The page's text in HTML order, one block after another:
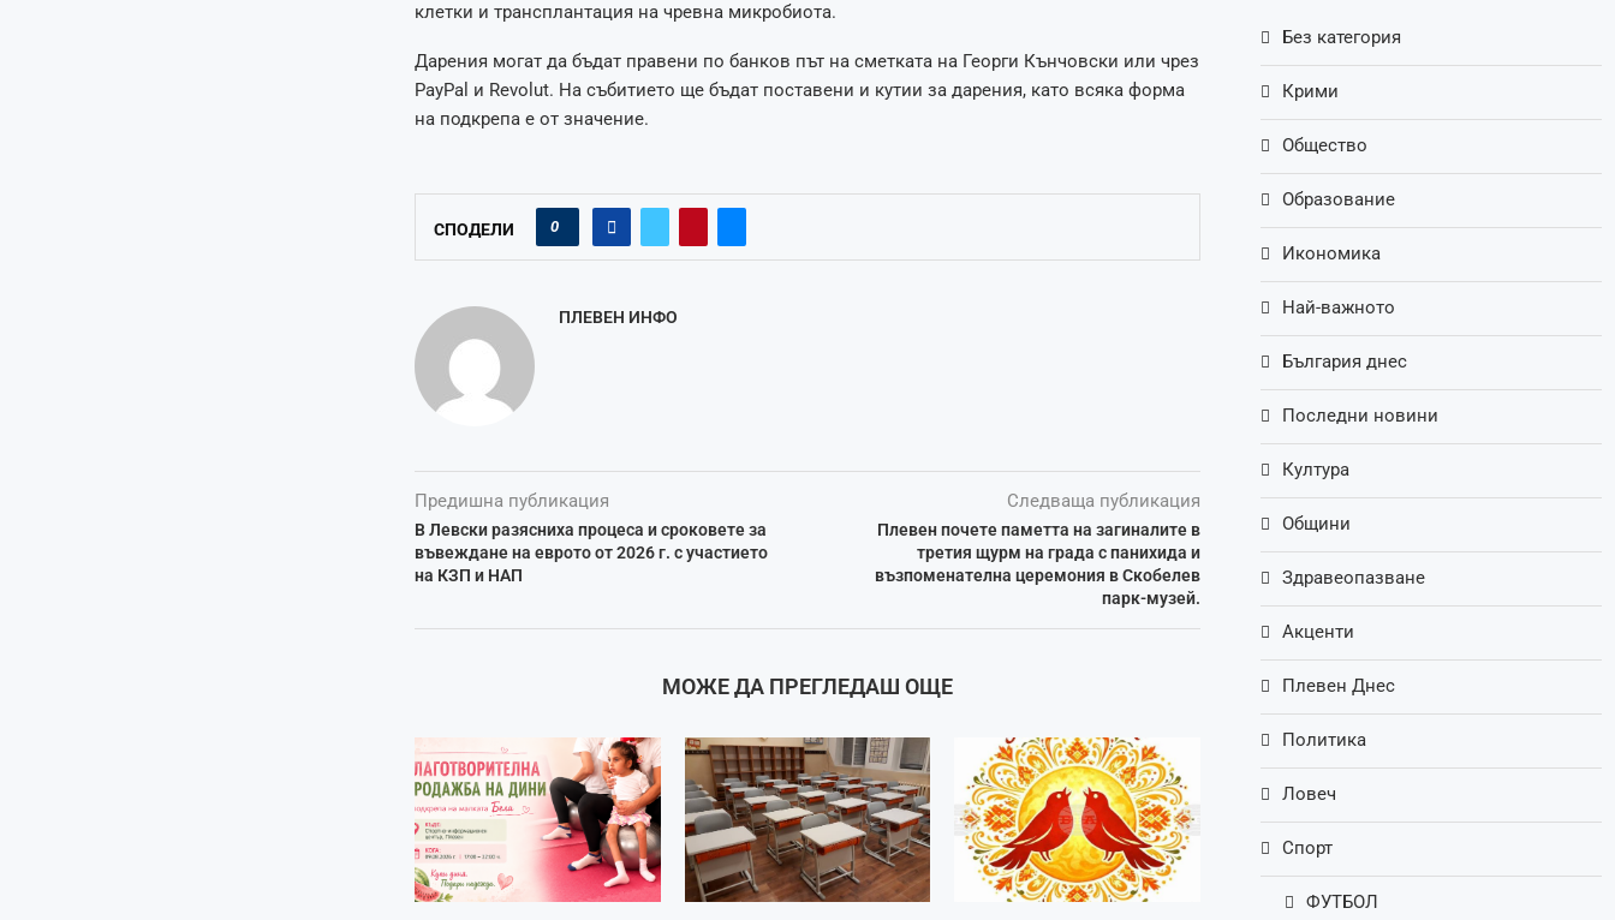
клетки и трансплантация на чревна микробиота.
Дарения могат да бъдат правени по банков път на сметката на Георги Кънчовски или чрез
PayPal и Revolut. На събитието ще бъдат поставени и кутии за дарения, като всяка форма
на подкрепа е от значение.
СПОДЕЛИ 0
ПЛЕВЕН ИНФО
Предишна публикация
В Левски разясниха процеса и сроковете за
въвеждане на еврото от 2026 г. с участието
на КЗП и НАП
Следваща публикация
Плевен почете паметта на загиналите в
третия щурм на града с панихида и
възпоменателна церемония в Скобелев
парк-музей.
МОЖЕ ДА ПРЕГЛЕДАШ ОЩЕ
Без категория
Крими
Общество
Образование
Икономика
Най-важното
България днес
Последни новини
Култура
Общини
Здравеопазване
Акценти
Плевен Днес
Политика
Ловеч
Спорт
ФУТБОЛ